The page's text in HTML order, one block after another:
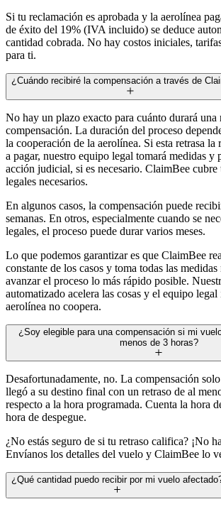
Si tu reclamación es aprobada y la aerolínea
de éxito del 19% (IVA incluido) se deduce
cantidad cobrada. No hay costos iniciales,
para ti.
¿Cuándo recibiré la compensación a través de
No hay un plazo exacto para cuánto durará una
compensación. La duración del proceso
la cooperación de la aerolínea. Si esta retrasa la
a pagar, nuestro equipo legal tomará medidas y
acción judicial, si es necesario. ClaimBee cubre
legales necesarios.
En algunos casos, la compensación puede
semanas. En otros, especialmente cuando se
legales, el proceso puede durar varios meses.
Lo que podemos garantizar es que ClaimBee
constante de los casos y toma todas las medidas
avanzar el proceso lo más rápido posible.
automatizado acelera las cosas y el equipo
aerolínea no coopera.
¿Soy elegible para una compensación si mi
menos de 3 horas?
Desafortunadamente, no. La compensación
llegó a su destino final con un retraso de al
respecto a la hora programada. Cuenta la hora
hora de despegue.
¿No estás seguro de si tu retraso califica? ¡No
Envíanos los detalles del vuelo y ClaimBee lo
¿Qué cantidad puedo recibir por mi vuelo